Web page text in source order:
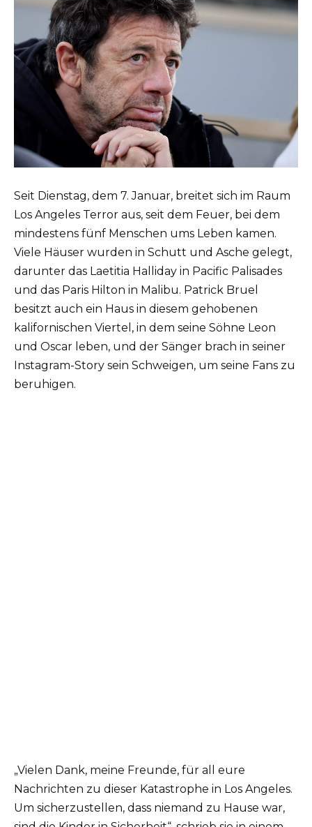
Seit Dienstag, dem 7. Januar, breitet sich im Raum
Los Angeles Terror aus, seit dem Feuer, bei dem
mindestens fünf Menschen ums Leben kamen.
Viele Häuser wurden in Schutt und Asche gelegt,
darunter das Laetitia Halliday in Pacific Palisades
und das Paris Hilton in Malibu. Patrick Bruel
besitzt auch ein Haus in diesem gehobenen
kalifornischen Viertel, in dem seine Söhne Leon
und Oscar leben, und der Sänger brach in seiner
Instagram-Story sein Schweigen, um seine Fans zu
beruhigen.
„Vielen Dank, meine Freunde, für all eure
Nachrichten zu dieser Katastrophe in Los Angeles.
Um sicherzustellen, dass niemand zu Hause war,